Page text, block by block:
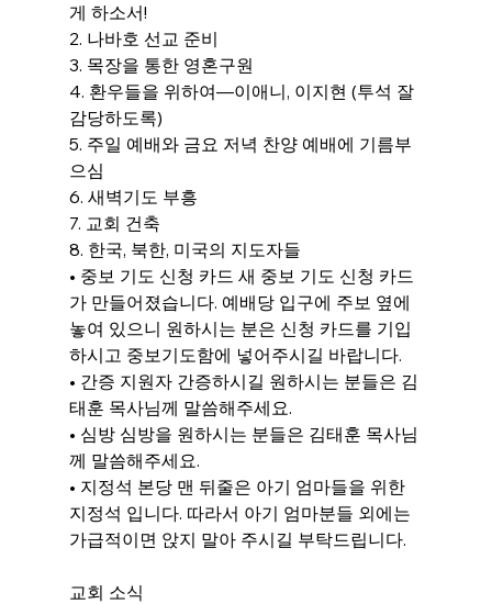
게 하소서!
2. 나바호 선교 준비
3. 목장을 통한 영혼구원
4. 환우들을 위하여―이애니, 이지현 (투석 잘
감당하도록)
5. 주일 예배와 금요 저녁 찬양 예배에 기름부
으심
6. 새벽기도 부흥
7. 교회 건축
8. 한국, 북한, 미국의 지도자들
• 중보 기도 신청 카드 새 중보 기도 신청 카드
가 만들어졌습니다. 예배당 입구에 주보 옆에
놓여 있으니 원하시는 분은 신청 카드를 기입
하시고 중보기도함에 넣어주시길 바랍니다.
• 간증 지원자 간증하시길 원하시는 분들은 김
태훈 목사님께 말씀해주세요.
• 심방 심방을 원하시는 분들은 김태훈 목사님
께 말씀해주세요.
• 지정석 본당 맨 뒤줄은 아기 엄마들을 위한
지정석 입니다. 따라서 아기 엄마분들 외에는
가급적이면 앉지 말아 주시길 부탁드립니다.
교회 소식